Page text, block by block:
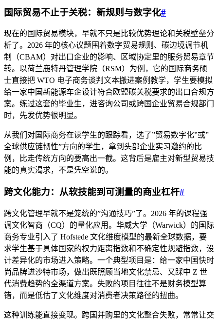
国际贸易不止于关税：新规则与数字化#
现在的国际贸易模块，早就不只是比较优势理论和关税壁垒分
析了。2026 年的核心议题围着数字贸易规则、碳边境调节机
制（CBAM）对出口企业的影响、区域协定里的服务贸易章节
转。以荷兰鹿特丹管理学院（RSM）为例，它的国际商务硕
士直接把 WTO 电子商务谈判文本搬进案例教学，学生要模拟
给一家中国新能源车企设计符合欧盟碳关税要求的出口合规方
案。练过这套的毕业生，进咨询公司或跨国企业贸易合规部门
时，先发优势很明显。
从我们对国际商务在读学生的跟踪看，选了”贸易数字化”或”
全球供应链韧性”方向的学生，拿到头部企业实习邀约的比
例，比走传统方向的要高出一截。这背后是雇主对新型贸易技
能的真实渴求，不是凭空说的。
跨文化能力：从软技能到可测量的商业杠杆#
跨文化管理早就不是笼统的”沟通技巧”了。2026 年的课程强
调文化智商（CQ）的量化应用。华威大学（Warwick）的国际
商务专业引入了 Hofstede 文化维度模型的最新全球数据，要
求学生基于具体国家的权力距离指数和不确定性规避指数，设
计差异化的市场进入策略。一个典型项目是：给一家中国快时
尚品牌进沙特市场，做出既照顾当地文化禁忌、又踩中 Z 世
代消费趋势的全渠道方案。失败的项目往往不是财务模型算
错，而是低估了文化维度对消费者决策路径的扭曲。
这种训练能直接变现。跨国并购里的文化整合失败，常常让交